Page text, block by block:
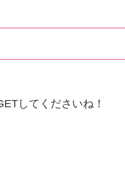
してくださいね！